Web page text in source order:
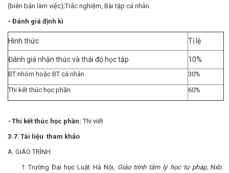
(biên bản làm việc);Trắc nghiệm, Bài tập cá nhân.
- Đánh giá định kì
Hình thức Tỉ lệ
Đánh giá nhận thức và thái độ học tập 10%
BT nhóm hoặc BT cá nhân 30%
Thi kết thúc học phần 60%
-Thi kết thúc học phần: Thi viết
3.7. Tài liệu tham khảo
A. GIÁO TRÌNH
Trường Đại học Luật Hà Nội, Giáo trình tâm lý học tư pháp, Nxb.